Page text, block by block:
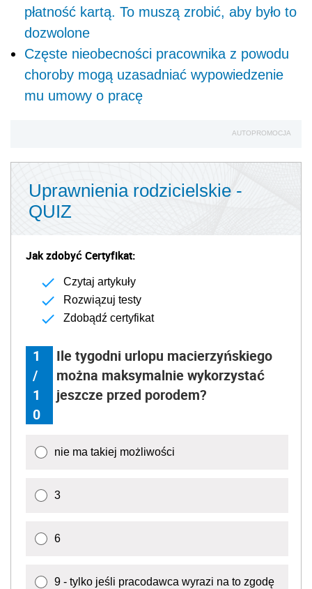
płatność kartą. To muszą zrobić, aby było to
dozwolone
Częste nieobecności pracownika z powodu
choroby mogą uzasadniać wypowiedzenie
mu umowy o pracę
AUTOPROMOCJA
Uprawnienia rodzicielskie -
QUIZ
Jak zdobyć Certyfikat:
Czytaj artykuły
Rozwiązuj testy
Zdobądź certyfikat
1
/
1
0
Ile tygodni urlopu macierzyńskiego
można maksymalnie wykorzystać
jeszcze przed porodem?
nie ma takiej możliwości
3
6
9 - tylko jeśli pracodawca wyrazi na to zgodę